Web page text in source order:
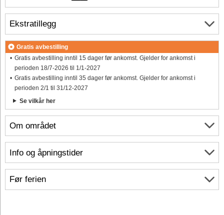
Om området
Info og åpningstider
Før ferien
Ekstratillegg
Gratis avbestilling
Gratis avbestilling inntil 15 dager før ankomst. Gjelder for ankomst i
perioden 18/7-2026 til 1/1-2027
Gratis avbestilling inntil 35 dager før ankomst. Gjelder for ankomst i
perioden 2/1 til 31/12-2027
Se vilkår her